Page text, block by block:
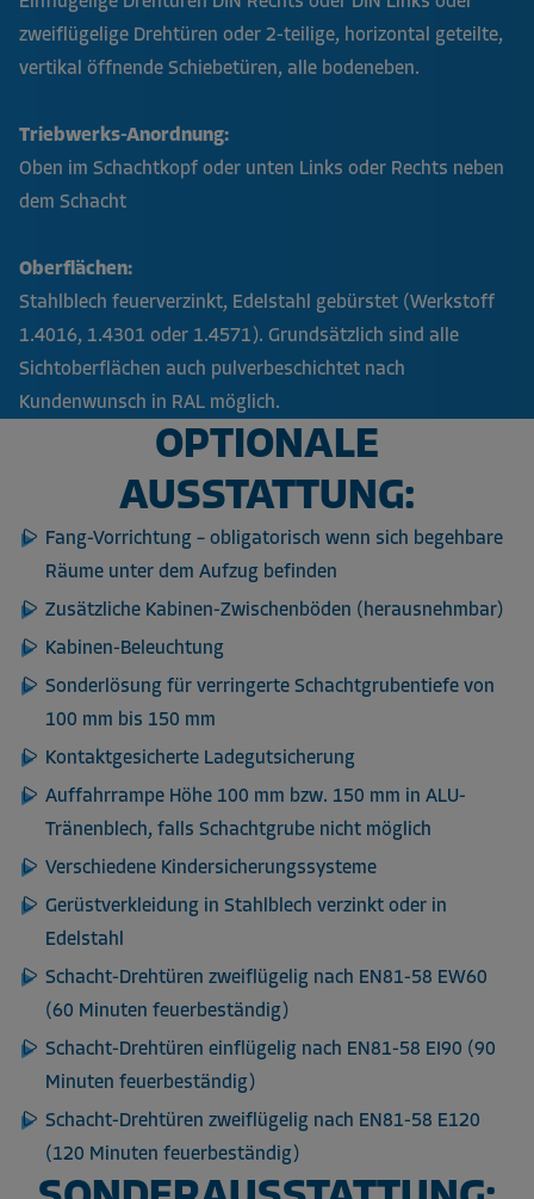
zweiflügelige Drehtüren oder 2-teilige, horizontal geteilte,
vertikal öffnende Schiebetüren, alle bodeneben.
Triebwerks-Anordnung:
Oben im Schachtkopf oder unten Links oder Rechts neben
dem Schacht
Oberflächen:
Stahlblech feuerverzinkt, Edelstahl gebürstet (Werkstoff
1.4016, 1.4301 oder 1.4571). Grundsätzlich sind alle
Sichtoberflächen auch pulverbeschichtet nach
Kundenwunsch in RAL möglich.
OPTIONALE
AUSSTATTUNG:
Fang-Vorrichtung – obligatorisch wenn sich begehbare
Räume unter dem Aufzug befinden
Zusätzliche Kabinen-Zwischenböden (herausnehmbar)
Kabinen-Beleuchtung
Sonderlösung für verringerte Schachtgrubentiefe von
100 mm bis 150 mm
Kontaktgesicherte Ladegutsicherung
Auffahrrampe Höhe 100 mm bzw. 150 mm in ALU-
Tränenblech, falls Schachtgrube nicht möglich
Verschiedene Kindersicherungssysteme
Gerüstverkleidung in Stahlblech verzinkt oder in
Edelstahl
Schacht-Drehtüren zweiflügelig nach EN81-58 EW60
(60 Minuten feuerbeständig)
Schacht-Drehtüren einflügelig nach EN81-58 EI90 (90
Minuten feuerbeständig)
Schacht-Drehtüren zweiflügelig nach EN81-58 E120
(120 Minuten feuerbeständig)